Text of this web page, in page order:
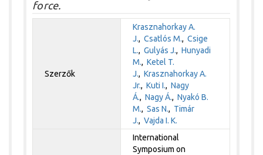
force.
Szerzők
Krasznahorkay A.
J.,Csatlós M.,Csige
L.,Gulyás J.,Hunyadi
M.,Ketel T.
J.,Krasznahorkay A.
Jr.,Kuti I.,Nagy
Á.,Nagy Á.,Nyakó B.
M.,Sas N., Timár
J.,Vajda I. K.
International
Symposium on